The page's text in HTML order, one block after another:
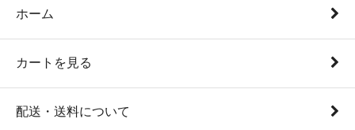
ホーム
カートを見る
配送・送料について